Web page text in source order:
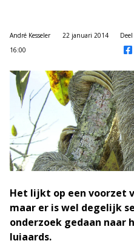
André Kesseler
22 januari 2014
16:00
Het lijkt op een voorzet
maar er is wel degelijk
onderzoek gedaan naar
luiaards.